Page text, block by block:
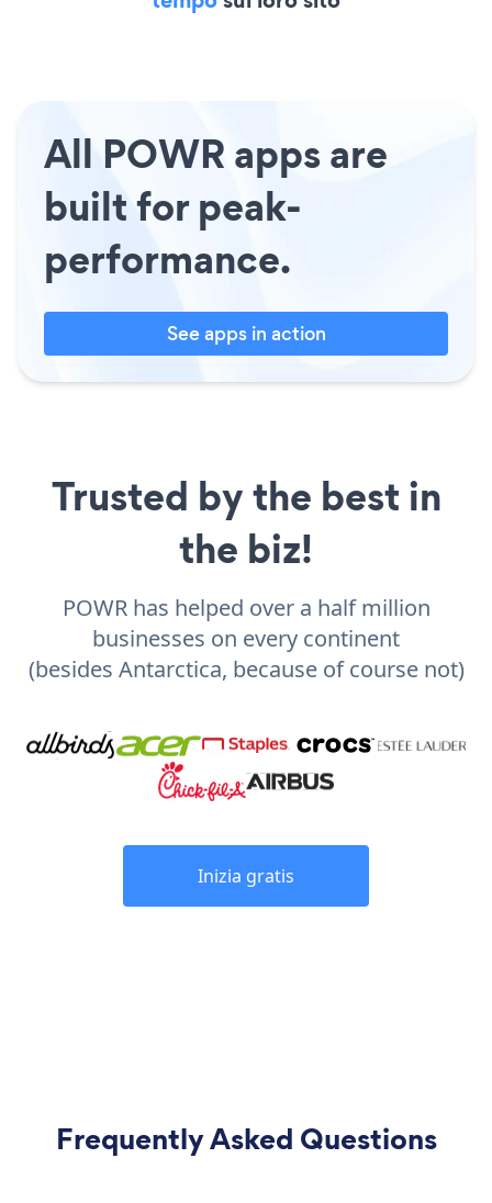
All POWR apps are
built for peak-
performance.
See apps in action
Trusted by the best in
the biz!
POWR has helped over a half million
businesses on every continent
(besides Antarctica, because of course not)
Inizia gratis
Frequently Asked Questions